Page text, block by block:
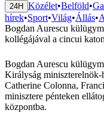
24H Közélet•Belföld•
hírek•Sport•Világ•Állás•
Bogdan Aurescu
kollégájával a cincui
Bogdan Aurescu
Királyság miniszterelnök-
Catherine Colonna,
minisztere pénteken
központba.